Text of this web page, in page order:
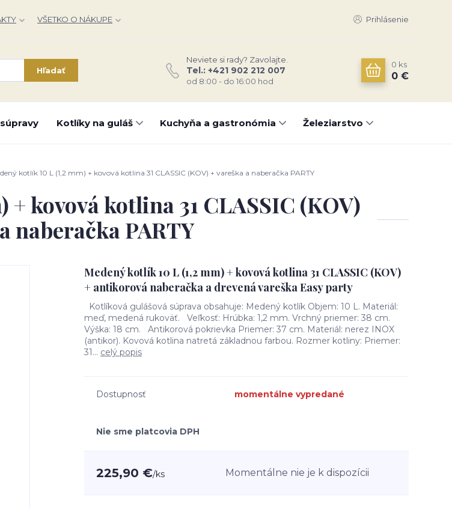
VŠETKO O NÁKUPE Prihlásenie
Hľadať
Neviete si rady? Zavolajte.
Tel.: +421 902 212 007
od 8:00 - do 16:00 hod
0 ks
0 €
Kotlíky na guláš Kuchyňa a gastronómia Železiarstvo
kotlík 10 L (1,2 mm) + kovová kotlina 31 CLASSIC (KOV) + vareška a naberačka PARTY
+ kovová kotlina 31 CLASSIC (KOV)
naberačka PARTY
Medený kotlík 10 L (1,2 mm) + kovová kotlina 31 CLASSIC (KOV)
+ antikorová naberačka a drevená vareška Easy party
Kotlíková gulášová súprava obsahuje: Medený kotlík Objem: 10 L. Materiál:
meď, medená rukoväť. Veľkosť: Hrúbka: 1,2 mm. Vrchný priemer: 38 cm.
Výška: 18 cm. Antikorová pokrievka Priemer: 37 cm. Materiál: nerez INOX
(antikor). Kovová kotlina natretá základnou farbou. Rozmer kotliny: Priemer:
31... celý popis
Dostupnosť momentálne vypredané
Nie sme platcovia DPH
225,90 €/ks Momentálne nie je k dispozícii